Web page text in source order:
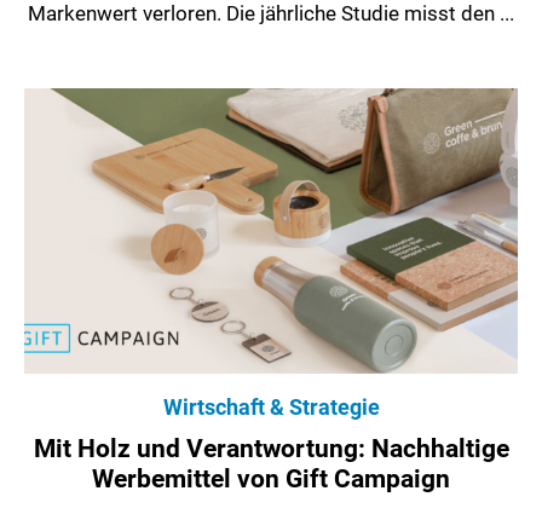
Markenwert verloren. Die jährliche Studie misst den ...
Wirtschaft & Strategie
Mit Holz und Verantwortung: Nachhaltige
Werbemittel von Gift Campaign